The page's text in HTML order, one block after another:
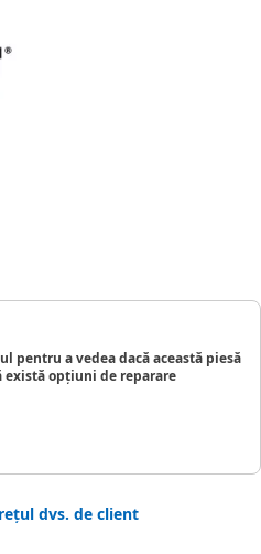
pentru a vedea dacă această piesă
există opțiuni de reparare
dvs. de client